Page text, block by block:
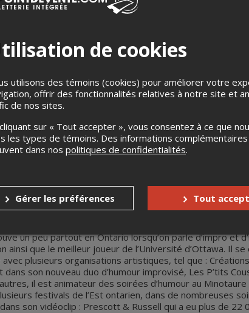
Jusqu'à 7 jours avant
enfants
Aucune gratuité
à mobilité réduite
Oui
Jonathan Dion
œuvre activement dans le domaine de l’humour et de
ontarien, il développe rapidement un intérêt pour les
un peu partout en Ontario lorsqu’on parle d’impro et
ainsi que le meilleur joueur de l’Université d’Ottawa. Il
plusieurs organisations artistiques, tel que :
son nouveau duo d’humour improvisé, Les P’tits
il est animateur des soirées d’humour au
festivals de l’Est ontarien, dans de nombreuses
son vidéoclip : Prescott & Russell qui a eu plus de 22
de cookies
utilisons des témoins (cookies) pour améliorer votre
offrir des fonctionnalités relatives à notre site et
de nos sites.
sur « Tout accepter », vous consentez à ce que
les types de témoins. Des informations
dans nos politiques de confidentialités.
Gérer les préférences Tout